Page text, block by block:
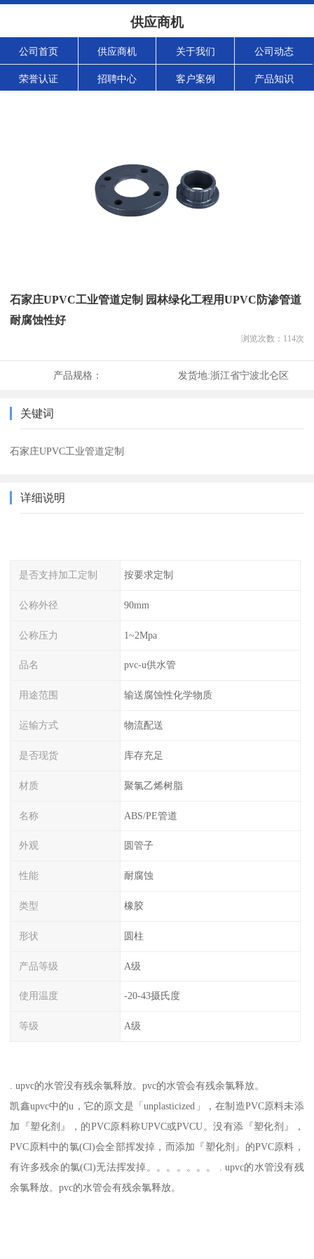
供应商机
公司首页 供应商机 关于我们 公司动态
荣誉认证 招聘中心 客户案例 产品知识
石家庄UPVC工业管道定制 园林绿化工程用UPVC防渗管道
耐腐蚀性好
浏览次数： 114次
产品规格： 发货地:浙江省宁波北仑区
关键词
石家庄UPVC工业管道定制
详细说明
是否支持加工定制 按要求定制
公称外径 90mm
公称压力 1~2Mpa
品名 pvc-u供水管
用途范围 输送腐蚀性化学物质
运输方式 物流配送
是否现货 库存充足
材质 聚氯乙烯树脂
名称 ABS/PE管道
外观 圆管子
性能 耐腐蚀
类型 橡胶
形状 圆柱
产品等级 A级
使用温度 -20-43摄氏度
等级 A级
. upvc的水管没有残余氯释放。pvc的水管会有残余氯释放。
凯鑫upvc中的u，它的原文是「unplasticized」，在制造PVC原料未添
加『塑化剂』，的PVC原料称UPVC或PVCU。没有添『塑化剂』，
PVC原料中的氯(Cl)会全部挥发掉，而添加『塑化剂』的PVC原料，
有许多残余的氯(Cl)无法挥发掉。。。。。。。 . upvc的水管没有残
余氯释放。pvc的水管会有残余氯释放。